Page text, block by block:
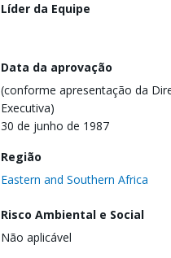
Líder da Equipe
Data da aprovação
(conforme apresentação da
Executiva)
30 de junho de 1987
Região
Eastern and Southern Africa
Risco Ambiental e Social
Não aplicável